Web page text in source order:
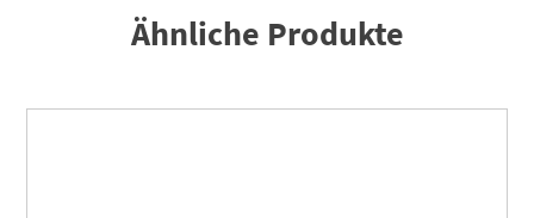
Ähnliche Produkte